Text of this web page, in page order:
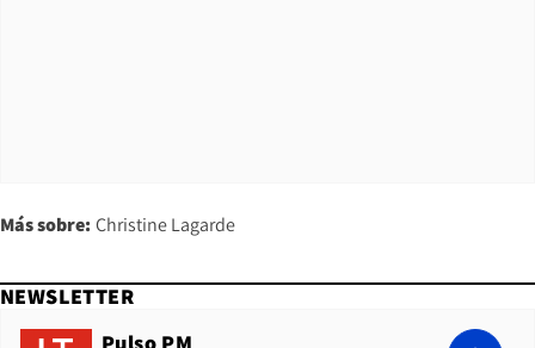
Más sobre: Christine Lagarde
NEWSLETTER
Pulso PM